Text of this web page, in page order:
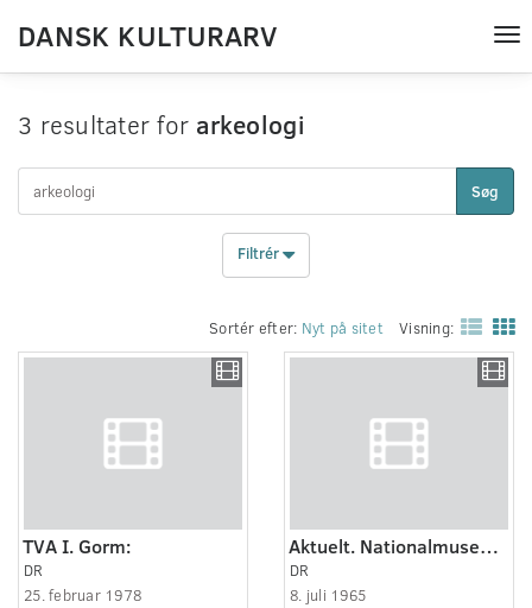
DANSK KULTURARV
3 resultater for arkeologi
Søg
Filtrér
Sortér efter: Nyt på sitet Visning:
TVA I. Gorm:
DR
25. februar 1978
Aktuelt. Nationalmuseet håber i udgravningerne ved Jelling at kunne finde rester af...
DR
8. juli 1965